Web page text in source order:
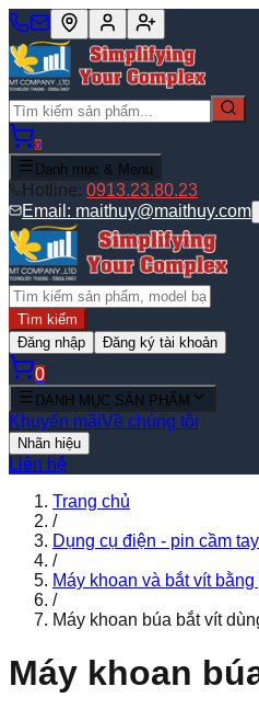
0
Danh mục & Menu
Hotline: 0913.23.80.23
Email: maithuy@maithuy.com
Tìm kiếm
Đăng nhập
Đăng ký tài khoản
0
DANH MỤC SẢN PHẨM
Khuyến mãiVề chúng tôi
Nhãn hiệu
Liên hệ
Trang chủ
/
Dụng cụ điện - pin cầm tay
/
Máy khoan và bắt vít bằng
/
Máy khoan búa bắt vít
Máy khoan